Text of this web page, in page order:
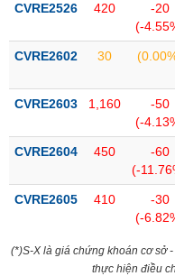
thái
phiếu
mô
thị
Niêm
Niêm
CVRE2526 420
-20
(-
CVRE2602 30
CVRE2603 1,160
-50
(-
CVRE2604 450
-60
(-
CVRE2605 410
-30
(-
(*)S-X là giá chứng khoán cơ sở
thực hiện điều
NGÀNH
DOANH
NGHIỆP